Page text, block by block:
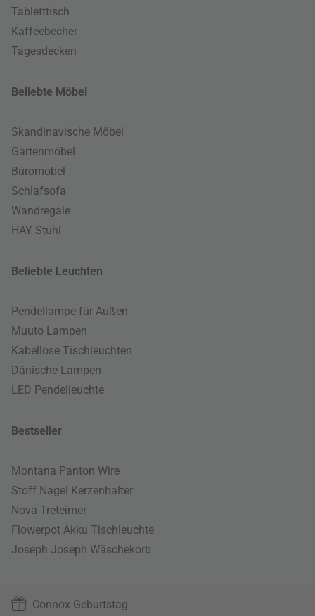
Tabletttisch
Kaffeebecher
Tagesdecken
Beliebte Möbel
Skandinavische Möbel
Gartenmöbel
Büromöbel
Schlafsofa
Wandregale
HAY Stuhl
Beliebte Leuchten
Pendellampe für Außen
Muuto Lampen
Kabellose Tischleuchten
Dänische Lampen
LED Pendelleuchte
Bestseller
Montana Panton Wire
Stoff Nagel Kerzenhalter
Nova Treteimer
Flowerpot Akku Tischleuchte
Joseph Joseph Wäschekorb
Connox Geburtstag